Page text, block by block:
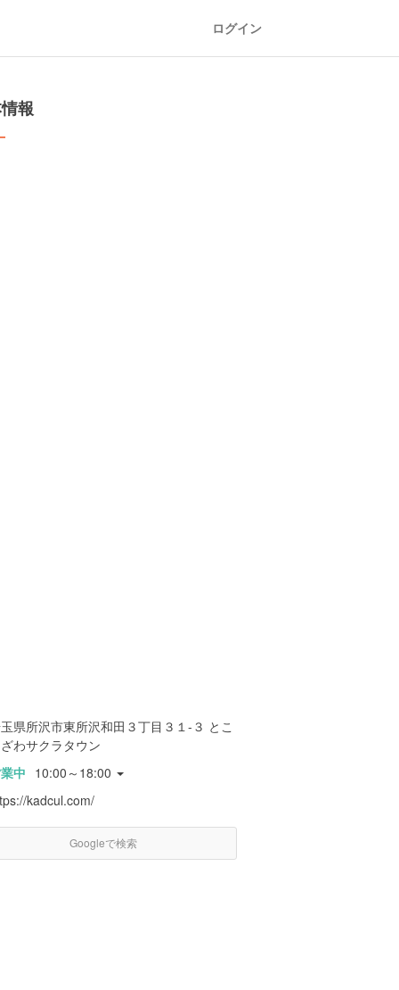
ログイン
報
県所沢市東所沢和田３丁目３１-３ とこ
わサクラタウン
中 10:00～18:00
kadcul.com/
Googleで検索